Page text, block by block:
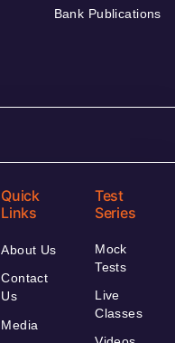
Bank Publications
Quick
Links
About Us
Contact
Us
Media
Test
Series
Mock
Tests
Live
Classes